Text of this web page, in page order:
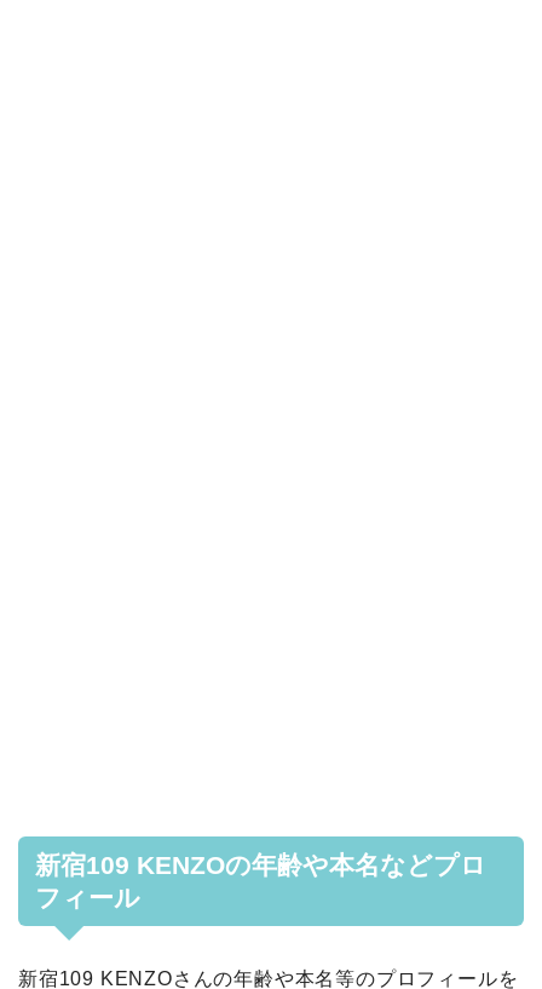
新宿109 KENZOの年齢や本名などプロ
フィール
新宿109 KENZOさんの年齢や本名等のプロフィールを